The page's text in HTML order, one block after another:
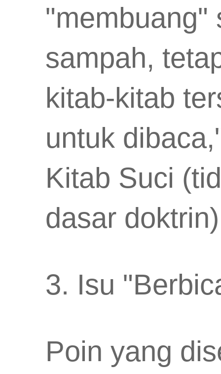
"membuang"
sampah,
kitab-kitab
untuk
Kitab Suci
dasar
3. Isu
Poin yang